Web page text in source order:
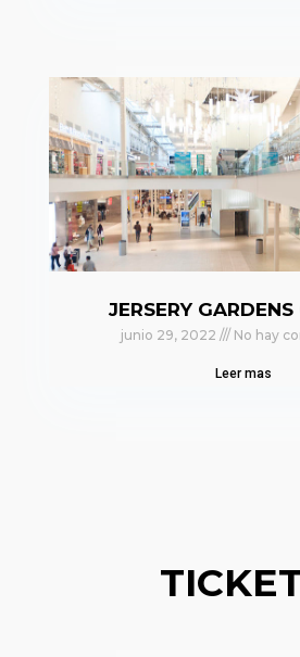
JERSERY
junio 29, 2022 No hay
Leer mas